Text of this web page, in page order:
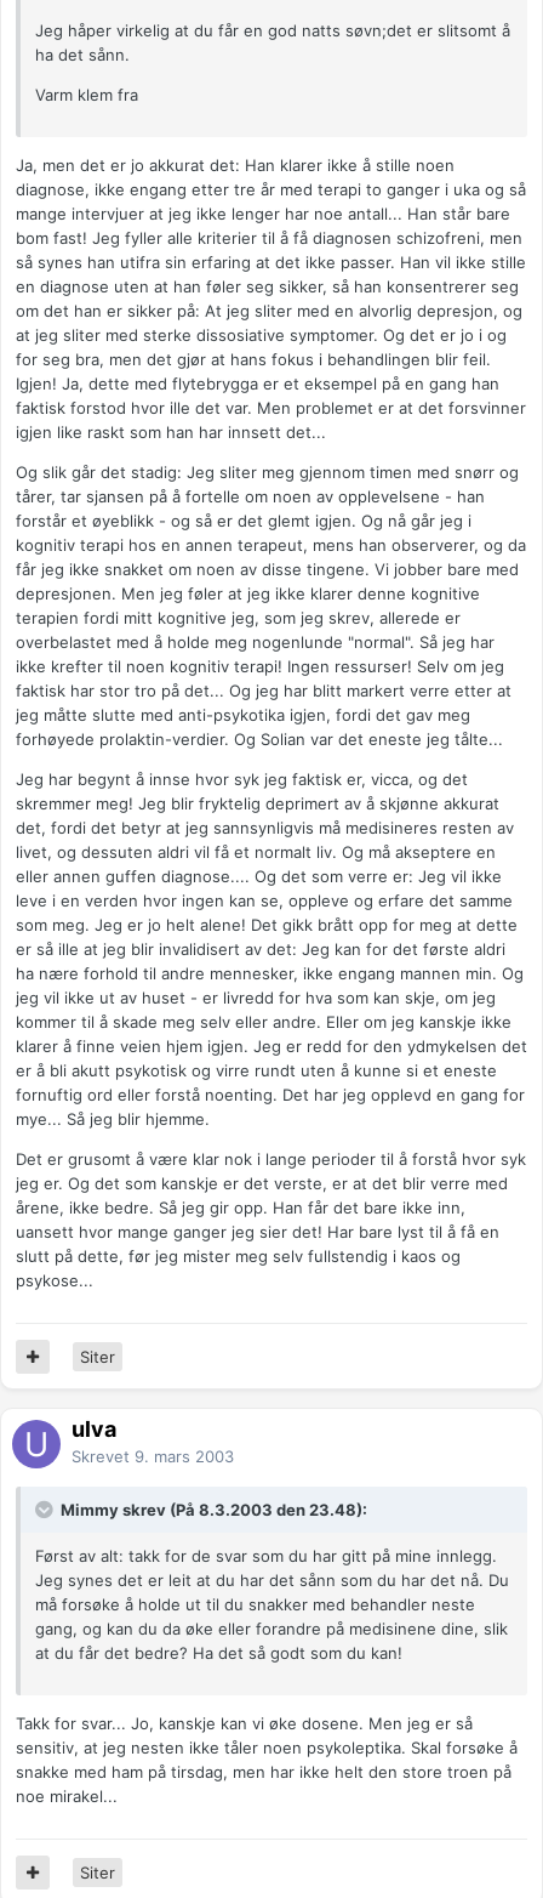
Jeg håper virkelig at du får en god natts søvn;det er slitsomt å
ha det sånn.
Varm klem fra
Ja, men det er jo akkurat det: Han klarer ikke å stille noen
diagnose, ikke engang etter tre år med terapi to ganger i uka og så
mange intervjuer at jeg ikke lenger har noe antall... Han står bare
bom fast! Jeg fyller alle kriterier til å få diagnosen schizofreni, men
så synes han utifra sin erfaring at det ikke passer. Han vil ikke stille
en diagnose uten at han føler seg sikker, så han konsentrerer seg
om det han er sikker på: At jeg sliter med en alvorlig depresjon, og
at jeg sliter med sterke dissosiative symptomer. Og det er jo i og
for seg bra, men det gjør at hans fokus i behandlingen blir feil.
Igjen! Ja, dette med flytebrygga er et eksempel på en gang han
faktisk forstod hvor ille det var. Men problemet er at det forsvinner
igjen like raskt som han har innsett det...
Og slik går det stadig: Jeg sliter meg gjennom timen med snørr og
tårer, tar sjansen på å fortelle om noen av opplevelsene - han
forstår et øyeblikk - og så er det glemt igjen. Og nå går jeg i
kognitiv terapi hos en annen terapeut, mens han observerer, og da
får jeg ikke snakket om noen av disse tingene. Vi jobber bare med
depresjonen. Men jeg føler at jeg ikke klarer denne kognitive
terapien fordi mitt kognitive jeg, som jeg skrev, allerede er
overbelastet med å holde meg nogenlunde "normal". Så jeg har
ikke krefter til noen kognitiv terapi! Ingen ressurser! Selv om jeg
faktisk har stor tro på det... Og jeg har blitt markert verre etter at
jeg måtte slutte med anti-psykotika igjen, fordi det gav meg
forhøyede prolaktin-verdier. Og Solian var det eneste jeg tålte...
Jeg har begynt å innse hvor syk jeg faktisk er, vicca, og det
skremmer meg! Jeg blir fryktelig deprimert av å skjønne akkurat
det, fordi det betyr at jeg sannsynligvis må medisineres resten av
livet, og dessuten aldri vil få et normalt liv. Og må akseptere en
eller annen guffen diagnose.... Og det som verre er: Jeg vil ikke
leve i en verden hvor ingen kan se, oppleve og erfare det samme
som meg. Jeg er jo helt alene! Det gikk brått opp for meg at dette
er så ille at jeg blir invalidisert av det: Jeg kan for det første aldri
ha nære forhold til andre mennesker, ikke engang mannen min. Og
jeg vil ikke ut av huset - er livredd for hva som kan skje, om jeg
kommer til å skade meg selv eller andre. Eller om jeg kanskje ikke
klarer å finne veien hjem igjen. Jeg er redd for den ydmykelsen det
er å bli akutt psykotisk og virre rundt uten å kunne si et eneste
fornuftig ord eller forstå noenting. Det har jeg opplevd en gang for
mye... Så jeg blir hjemme.
Det er grusomt å være klar nok i lange perioder til å forstå hvor syk
jeg er. Og det som kanskje er det verste, er at det blir verre med
årene, ikke bedre. Så jeg gir opp. Han får det bare ikke inn,
uansett hvor mange ganger jeg sier det! Har bare lyst til å få en
slutt på dette, før jeg mister meg selv fullstendig i kaos og
psykose...
Siter
ulva
Skrevet 9. mars 2003
Mimmy skrev (På 8.3.2003 den 23.48):
Først av alt: takk for de svar som du har gitt på mine innlegg.
Jeg synes det er leit at du har det sånn som du har det nå. Du
må forsøke å holde ut til du snakker med behandler neste
gang, og kan du da øke eller forandre på medisinene dine, slik
at du får det bedre? Ha det så godt som du kan!
Takk for svar... Jo, kanskje kan vi øke dosene. Men jeg er så
sensitiv, at jeg nesten ikke tåler noen psykoleptika. Skal forsøke å
snakke med ham på tirsdag, men har ikke helt den store troen på
noe mirakel...
Siter